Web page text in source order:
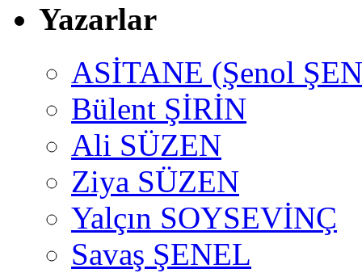
Yazarlar
ASİTANE (Şenol
Bülent ŞİRİN
Ali SÜZEN
Ziya SÜZEN
Yalçın SOYSEVİNÇ
Savaş ŞENEL